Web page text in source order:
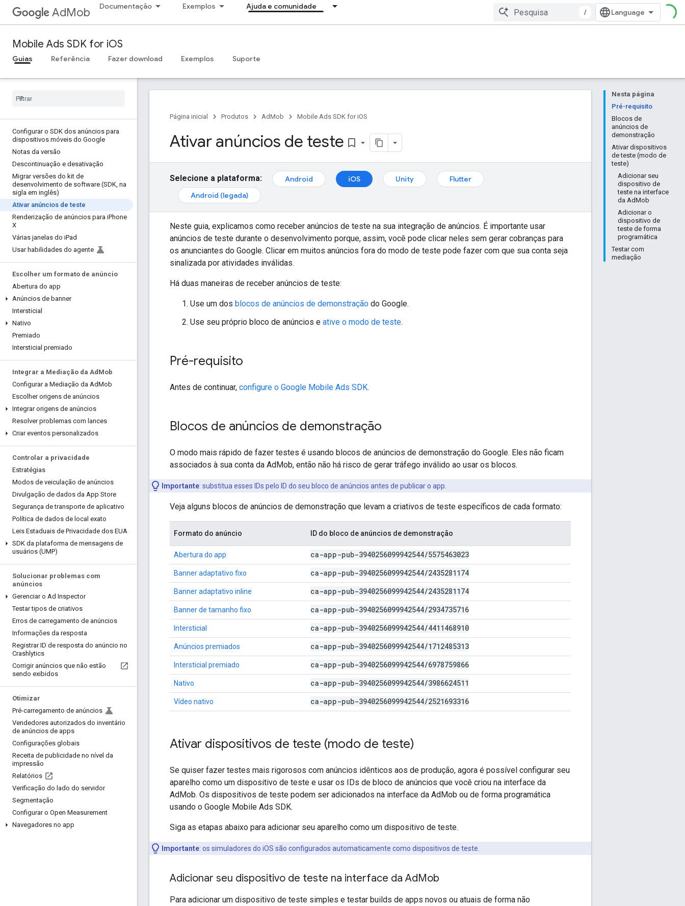
AdMob Documentação Exemplos Ajuda e comunidade
/
Mobile Ads SDK for iOS
Guias Referência Fazer download Exemplos Suporte
Configurar o SDK dos anúncios para
dispositivos móveis do Google
Notas da versão
Descontinuação e desativação
Migrar versões do kit de
desenvolvimento de software (SDK, na
sigla em inglês)
Ativar anúncios de teste
Renderização de anúncios para iPhone
X
Várias janelas do iPad
Usar habilidades do agente
Escolher um formato de anúncio
Abertura do app
Anúncios de banner
Intersticial
Nativo
Premiado
Intersticial premiado
Integrar a Mediação da Ad Mob
Configurar a Mediação da AdMob
Escolher origens de anúncios
Integrar origens de anúncios
Resolver problemas com lances
Criar eventos personalizados
Controlar a privacidade
Estratégias
Modos de veiculação de anúncios
Divulgação de dados da App Store
Segurança de transporte de aplicativo
Política de dados de local exato
Leis Estaduais de Privacidade dos EUA
SDK da plataforma de mensagens de
usuários (UMP)
Solucionar problemas com
anúncios
Gerenciar o Ad Inspector
Testar tipos de criativos
Erros de carregamento de anúncios
Informações da resposta
Registrar ID de resposta do anúncio no
Crashlytics
Corrigir anúncios que não estão
sendo exibidos
Otimizar
Pré-carregamento de anúncios
Vendedores autorizados do inventário
de anúncios de apps
Configurações globais
Receita de publicidade no nível da
impressão
Relatórios
Verificação do lado do servidor
Segmentação
Configurar o Open Measurement
Navegadores no app
Nesta página
Pré-requisito
Blocos de
anúncios de
demonstração
Ativar dispositivos
de teste (modo de
teste)
Adicionar seu
dispositivo de
teste na interface
da AdMob
Adicionar o
dispositivo de
teste de forma
programática
Testar com
mediação
Página inicial Produtos AdMob Mobile Ads SDK for iOS
Ativar anúncios de teste bookmark_border
Selecione a plataforma: Android iOS Unity
Flutter
Android (legada)
Neste guia, explicamos como receber anúncios de teste na sua integração de anúncios. É importante usar
anúncios de teste durante o desenvolvimento porque, assim, você pode clicar neles sem gerar cobranças para
os anunciantes do Google. Clicar em muitos anúncios fora do modo de teste pode fazer com que sua conta seja
sinalizada por atividades inválidas.
Há duas maneiras de receber anúncios de teste:
Use um dos blocos de anúncios de demonstração do Google.
Use seu próprio bloco de anúncios e ative o modo de teste.
Pré-requisito
Antes de continuar, configure o Google Mobile Ads SDK.
Blocos de anúncios de demonstração
O modo mais rápido de fazer testes é usando blocos de anúncios de demonstração do Google. Eles não ficam
associados à sua conta da AdMob, então não há risco de gerar tráfego inválido ao usar os blocos.
Importante: substitua esses IDs pelo ID do seu bloco de anúncios antes de publicar o app.
Veja alguns blocos de anúncios de demonstração que levam a criativos de teste específicos de cada formato:
Formato do anúncio ID do bloco de anúncios de demonstração
Abertura do app ca-app-pub-3940256099942544/5575463023
Banner adaptativo fixo ca-app-pub-3940256099942544/2435281174
Banner adaptativo inline ca-app-pub-3940256099942544/2435281174
Banner de tamanho fixo ca-app-pub-3940256099942544/2934735716
Intersticial ca-app-pub-3940256099942544/4411468910
Anúncios premiados ca-app-pub-3940256099942544/1712485313
Intersticial premiado ca-app-pub-3940256099942544/6978759866
Nativo ca-app-pub-3940256099942544/3986624511
Vídeo nativo ca-app-pub-3940256099942544/2521693316
Ativar dispositivos de teste (modo de teste)
Se quiser fazer testes mais rigorosos com anúncios idênticos aos de produção, agora é possível configurar seu
aparelho como um dispositivo de teste e usar os IDs de bloco de anúncios que você criou na interface da
AdMob. Os dispositivos de teste podem ser adicionados na interface da AdMob ou de forma programática
usando o Google Mobile Ads SDK.
Siga as etapas abaixo para adicionar seu aparelho como um dispositivo de teste.
Importante: os simuladores do iOS são configurados automaticamente como dispositivos de teste.
Adicionar seu dispositivo de teste na interface da AdMob
Para adicionar um dispositivo de teste simples e testar builds de apps novos ou atuais de forma não